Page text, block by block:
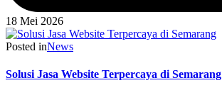
18 Mei 2026
Posted inNews
Solusi Jasa Website Terpercaya di Semarang